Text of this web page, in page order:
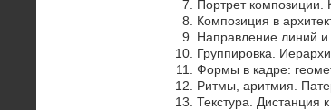
Портрет композиции.
Композиция в
Направление линий
Группировка.
Формы в кадре:
Ритмы, аритмия.
Текстура. Дистанция